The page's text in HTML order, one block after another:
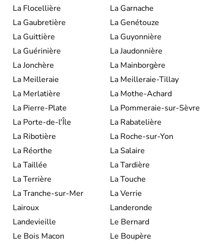
La Flocellière
La Garnache
La Gaubretière
La Genétouze
La Guittière
La Guyonnière
La Guérinière
La Jaudonnière
La Jonchère
La Mainborgère
La Meilleraie
La Meilleraie-Tillay
La Merlatière
La Mothe-Achard
La Pierre-Plate
La Pommeraie-sur-Sèvre
La Porte-de-l'Île
La Rabatelière
La Ribotière
La Roche-sur-Yon
La Réorthe
La Salaire
La Taillée
La Tardière
La Terrière
La Touche
La Tranche-sur-Mer
La Verrie
Lairoux
Landeronde
Landevieille
Le Bernard
Le Bois Macon
Le Boupère